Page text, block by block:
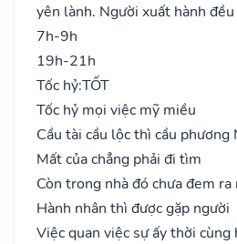
yên lành. Người xuất hành
7h-9h
19h-21h
Tốc hỷ:TỐT
Tốc hỷ mọi việc mỹ miều
Cầu tài cầu lộc thì cầu phương
Mất của chẳng phải đi tìm
Còn trong nhà đó chưa đem ra
Hành nhân thì được gặp người
Việc quan việc sự ấy thời cùng